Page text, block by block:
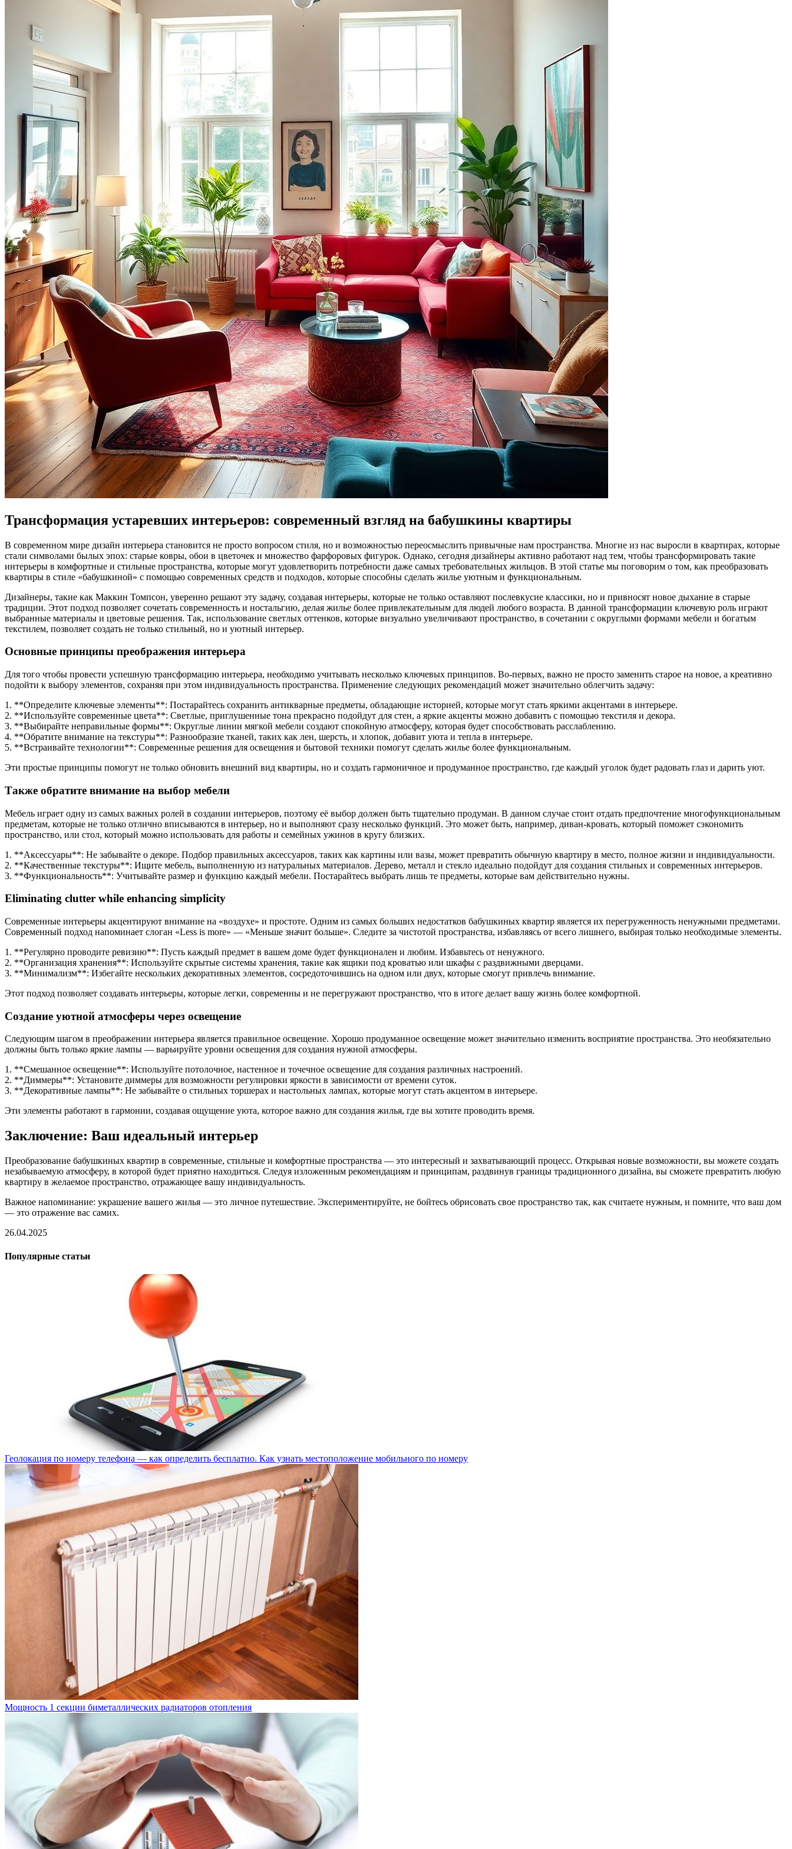
Трансформация устаревших интерьеров: современный взгляд на бабушкины квартиры
В современном мире дизайн интерьера становится не просто вопросом стиля, но и возможностью переосмыслить привычные нам пространства. Многие из нас выросли в квартирах, которые
стали символами былых эпох: старые ковры, обои в цветочек и множество фарфоровых фигурок. Однако, сегодня дизайнеры активно работают над тем, чтобы трансформировать такие
интерьеры в комфортные и стильные пространства, которые могут удовлетворить потребности даже самых требовательных жильцов. В этой статье мы поговорим о том, как преобразовать
квартиры в стиле «бабушкиной» с помощью современных средств и подходов, которые способны сделать жилье уютным и функциональным.
Дизайнеры, такие как Маккин Томпсон, уверенно решают эту задачу, создавая интерьеры, которые не только оставляют послевкусие классики, но и привносят новое дыхание в старые
традиции. Этот подход позволяет сочетать современность и ностальгию, делая жилье более привлекательным для людей любого возраста. В данной трансформации ключевую роль играют
выбранные материалы и цветовые решения. Так, использование светлых оттенков, которые визуально увеличивают пространство, в сочетании с округлыми формами мебели и богатым
текстилем, позволяет создать не только стильный, но и уютный интерьер.
Основные принципы преображения интерьера
Для того чтобы провести успешную трансформацию интерьера, необходимо учитывать несколько ключевых принципов. Во-первых, важно не просто заменить старое на новое, а креативно
подойти к выбору элементов, сохраняя при этом индивидуальность пространства. Применение следующих рекомендаций может значительно облегчить задачу:
1. **Определите ключевые элементы**: Постарайтесь сохранить антикварные предметы, обладающие историей, которые могут стать яркими акцентами в интерьере.
2. **Используйте современные цвета**: Светлые, приглушенные тона прекрасно подойдут для стен, а яркие акценты можно добавить с помощью текстиля и декора.
3. **Выбирайте неправильные формы**: Округлые линии мягкой мебели создают спокойную атмосферу, которая будет способствовать расслаблению.
4. **Обратите внимание на текстуры**: Разнообразие тканей, таких как лен, шерсть, и хлопок, добавит уюта и тепла в интерьере.
5. **Встраивайте технологии**: Современные решения для освещения и бытовой техники помогут сделать жилье более функциональным.
Эти простые принципы помогут не только обновить внешний вид квартиры, но и создать гармоничное и продуманное пространство, где каждый уголок будет радовать глаз и дарить уют.
Также обратите внимание на выбор мебели
Мебель играет одну из самых важных ролей в создании интерьеров, поэтому её выбор должен быть тщательно продуман. В данном случае стоит отдать предпочтение многофункциональным
предметам, которые не только отлично вписываются в интерьер, но и выполняют сразу несколько функций. Это может быть, например, диван-кровать, который поможет сэкономить
пространство, или стол, который можно использовать для работы и семейных ужинов в кругу близких.
1. **Аксессуары**: Не забывайте о декоре. Подбор правильных аксессуаров, таких как картины или вазы, может превратить обычную квартиру в место, полное жизни и индивидуальности.
2. **Качественные текстуры**: Ищите мебель, выполненную из натуральных материалов. Дерево, металл и стекло идеально подойдут для создания стильных и современных интерьеров.
3. **Функциональность**: Учитывайте размер и функцию каждый мебели. Постарайтесь выбрать лишь те предметы, которые вам действительно нужны.
Eliminating clutter while enhancing simplicity
Современные интерьеры акцентируют внимание на «воздухе» и простоте. Одним из самых больших недостатков бабушкиных квартир является их перегруженность ненужными предметами.
Современный подход напоминает слоган «Less is more» — «Меньше значит больше». Следите за чистотой пространства, избавляясь от всего лишнего, выбирая только необходимые элементы.
1. **Регулярно проводите ревизию**: Пусть каждый предмет в вашем доме будет функционален и любим. Избавьтесь от ненужного.
2. **Организация хранения**: Используйте скрытые системы хранения, такие как ящики под кроватью или шкафы с раздвижными дверцами.
3. **Минимализм**: Избегайте нескольких декоративных элементов, сосредоточившись на одном или двух, которые смогут привлечь внимание.
Этот подход позволяет создавать интерьеры, которые легки, современны и не перегружают пространство, что в итоге делает вашу жизнь более комфортной.
Создание уютной атмосферы через освещение
Следующим шагом в преображении интерьера является правильное освещение. Хорошо продуманное освещение может значительно изменить восприятие пространства. Это необязательно
должны быть только яркие лампы — варьируйте уровни освещения для создания нужной атмосферы.
1. **Смешанное освещение**: Используйте потолочное, настенное и точечное освещение для создания различных настроений.
2. **Диммеры**: Установите диммеры для возможности регулировки яркости в зависимости от времени суток.
3. **Декоративные лампы**: Не забывайте о стильных торшерах и настольных лампах, которые могут стать акцентом в интерьере.
Эти элементы работают в гармонии, создавая ощущение уюта, которое важно для создания жилья, где вы хотите проводить время.
Заключение: Ваш идеальный интерьер
Преобразование бабушкиных квартир в современные, стильные и комфортные пространства — это интересный и захватывающий процесс. Открывая новые возможности, вы можете создать
незабываемую атмосферу, в которой будет приятно находиться. Следуя изложенным рекомендациям и принципам, раздвинув границы традиционного дизайна, вы сможете превратить любую
квартиру в желаемое пространство, отражающее вашу индивидуальность.
Важное напоминание: украшение вашего жилья — это личное путешествие. Экспериментируйте, не бойтесь обрисовать свое пространство так, как считаете нужным, и помните, что ваш дом
— это отражение вас самих.
26.04.2025
Популярные статьи
Геолокация по номеру телефона — как определить бесплатно. Как узнать местоположение мобильного по номеру
Мощность 1 секции биметаллических радиаторов отопления